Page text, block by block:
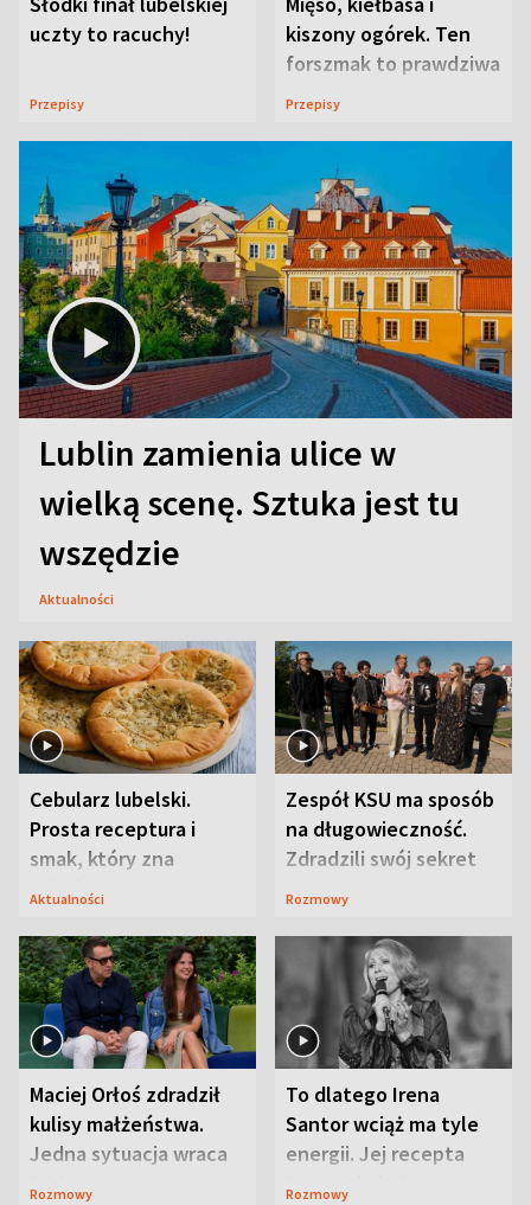
uczty to racuchy!
Przepisy
kiszony ogórek. Ten
forszmak to prawdziwa
uczta
Przepisy
Lublin zamienia ulice w
wielką scenę. Sztuka jest tu
wszędzie
Aktualności
Cebularz lubelski.
Prosta receptura i
smak, który zna
Lubelszczyzna
Aktualności
Zespół KSU ma sposób
na długowieczność.
Zdradzili swój sekret
Rozmowy
Maciej Orłoś zdradził
kulisy małżeństwa.
Jedna sytuacja wraca
jak bumerang
Rozmowy
To dlatego Irena
Santor wciąż ma tyle
energii. Jej recepta
jest zaskakująco
Rozmowy